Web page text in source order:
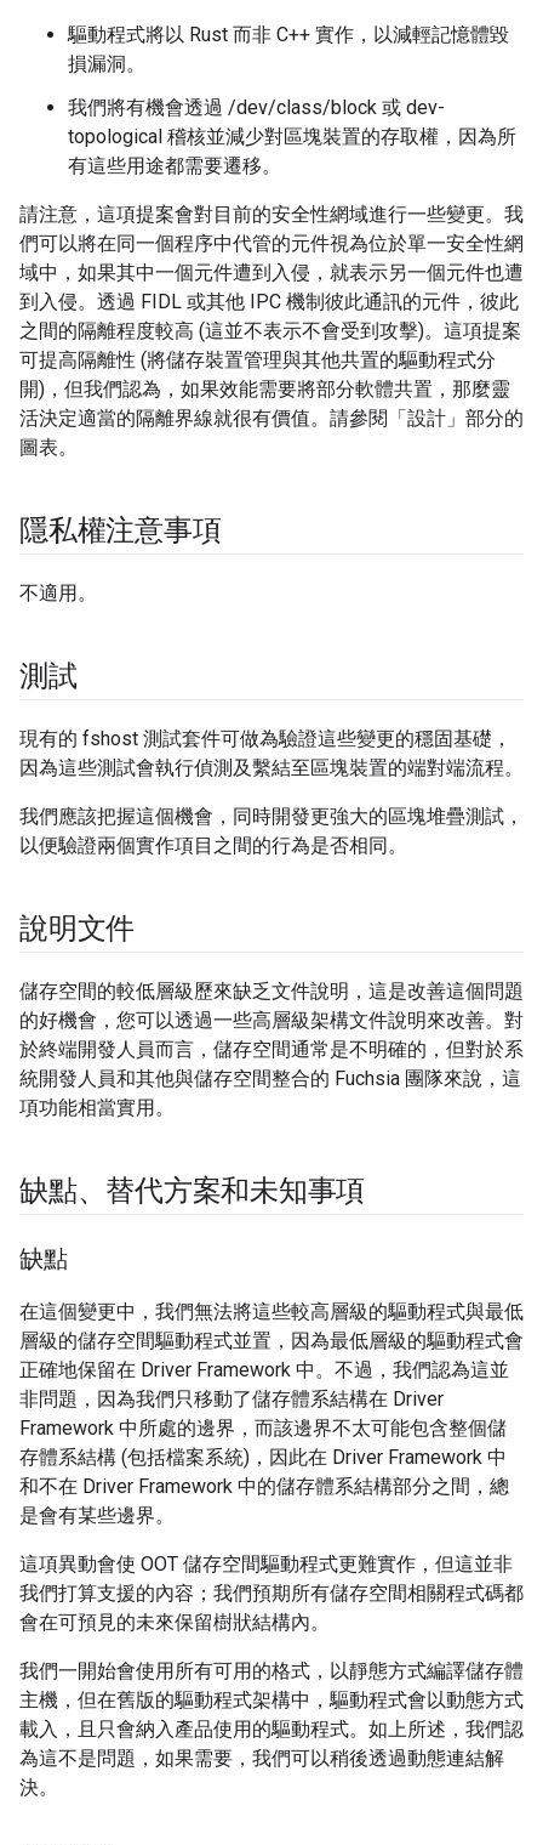
驅動程式將以 Rust 而非 C++ 實作，以減輕記憶體毀
損漏洞。
我們將有機會透過 /dev/class/block 或 dev-
topological 稽核並減少對區塊裝置的存取權，因為所
有這些用途都需要遷移。
請注意，這項提案會對目前的安全性網域進行一些變更。我
們可以將在同一個程序中代管的元件視為位於單一安全性網
域中，如果其中一個元件遭到入侵，就表示另一個元件也遭
到入侵。透過 FIDL 或其他 IPC 機制彼此通訊的元件，彼此
之間的隔離程度較高 (這並不表示不會受到攻擊)。這項提案
可提高隔離性 (將儲存裝置管理與其他共置的驅動程式分
開)，但我們認為，如果效能需要將部分軟體共置，那麼靈
活決定適當的隔離界線就很有價值。請參閱「設計」部分的
圖表。
隱私權注意事項
不適用。
測試
現有的 fshost 測試套件可做為驗證這些變更的穩固基礎，
因為這些測試會執行偵測及繫結至區塊裝置的端對端流程。
我們應該把握這個機會，同時開發更強大的區塊堆疊測試，
以便驗證兩個實作項目之間的行為是否相同。
說明文件
儲存空間的較低層級歷來缺乏文件說明，這是改善這個問題
的好機會，您可以透過一些高層級架構文件說明來改善。對
於終端開發人員而言，儲存空間通常是不明確的，但對於系
統開發人員和其他與儲存空間整合的 Fuchsia 團隊來說，這
項功能相當實用。
缺點、替代方案和未知事項
缺點
在這個變更中，我們無法將這些較高層級的驅動程式與最低
層級的儲存空間驅動程式並置，因為最低層級的驅動程式會
正確地保留在 Driver Framework 中。不過，我們認為這並
非問題，因為我們只移動了儲存體系結構在 Driver
Framework 中所處的邊界，而該邊界不太可能包含整個儲
存體系結構 (包括檔案系統)，因此在 Driver Framework 中
和不在 Driver Framework 中的儲存體系結構部分之間，總
是會有某些邊界。
這項異動會使 OOT 儲存空間驅動程式更難實作，但這並非
我們打算支援的內容；我們預期所有儲存空間相關程式碼都
會在可預見的未來保留樹狀結構內。
我們一開始會使用所有可用的格式，以靜態方式編譯儲存體
主機，但在舊版的驅動程式架構中，驅動程式會以動態方式
載入，且只會納入產品使用的驅動程式。如上所述，我們認
為這不是問題，如果需要，我們可以稍後透過動態連結解
決。